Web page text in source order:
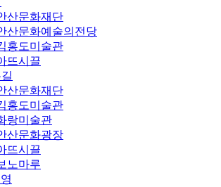
산문화재단
산문화예술의전당
홍도미술관
뜨시끌
산문화재단
홍도미술관
랑미술관
산문화광장
뜨시끌
노마루